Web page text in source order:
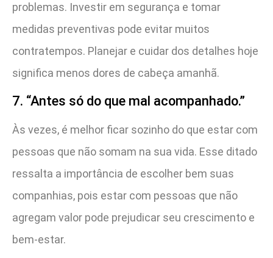
problemas. Investir em segurança e tomar
medidas preventivas pode evitar muitos
contratempos. Planejar e cuidar dos detalhes hoje
significa menos dores de cabeça amanhã.
7. “Antes só do que mal acompanhado.”
Às vezes, é melhor ficar sozinho do que estar com
pessoas que não somam na sua vida. Esse ditado
ressalta a importância de escolher bem suas
companhias, pois estar com pessoas que não
agregam valor pode prejudicar seu crescimento e
bem-estar.